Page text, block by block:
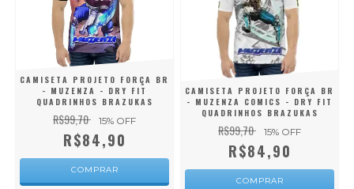
CAMISETA PROJETO FORÇA BR
- MUZENZA - DRY FIT
QUADRINHOS BRAZUKAS
R$99,70 15% OFF
R$84,90
COMPRAR
CAMISETA PROJETO FORÇA BR
- MUZENZA COMICS - DRY FIT
QUADRINHOS BRAZUKAS
R$99,70 15% OFF
R$84,90
COMPRAR